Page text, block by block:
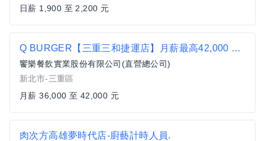
日薪 1,900 至 2,200 元
Q BURGER【三重三和捷運店】月薪最高42,000 X儲備幹部一頭班X 歡迎轉職、新鮮人加入
饗樂餐飲實業股份有限公司(直營總公司)
新北市-三重區
月薪 36,000 至 42,000 元
肉次方高雄夢時代店-廚藝計時人員.